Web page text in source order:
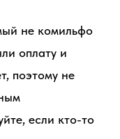
не комильфо
оплату и
поэтому не
если кто-то